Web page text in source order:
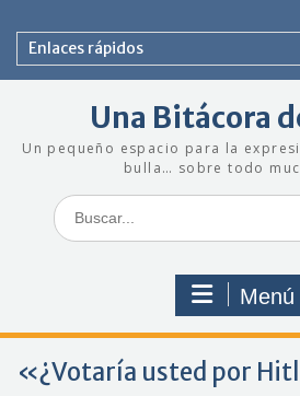
contenido
Enlaces rápidos
Una Bitácora
Un pequeño espacio para la
bulla… sobre todo
Buscar:
Menú
«¿Votaría usted por